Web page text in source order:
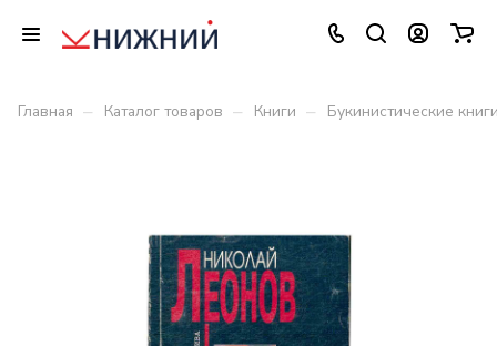
Главная – Каталог товаров – Книги – Букинистические